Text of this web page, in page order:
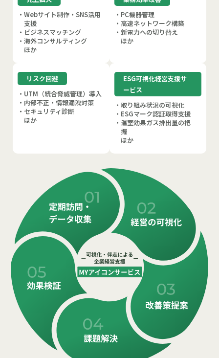
・Webサイト制作・SNS活用
支援
・ビジネスマッチング
・海外コンサルティング
ほか
・PC機器管理
・高速ネットワーク構築
・新電力への切り替え
ほか
リスク回避
・UTM（統合脅威管理）導入
・内部不正・情報漏洩対策
・セキュリティ診断
ほか
ESG可視化経営支援サ
ービス
・取り組み状況の可視化
・ESGマーク認証取得支援
・温室効果ガス排出量の把
握
ほか